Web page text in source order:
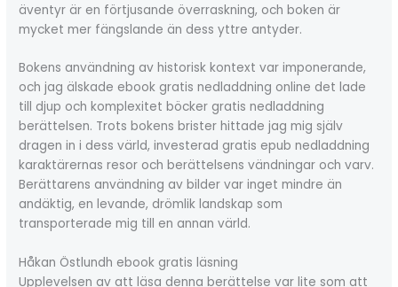
äventyr är en förtjusande överraskning, och boken är
mycket mer fängslande än dess yttre antyder.
Bokens användning av historisk kontext var imponerande,
och jag älskade ebook gratis nedladdning online det lade
till djup och komplexitet böcker gratis nedladdning
berättelsen. Trots bokens brister hittade jag mig själv
dragen in i dess värld, investerad gratis epub nedladdning
karaktärernas resor och berättelsens vändningar och varv.
Berättarens användning av bilder var inget mindre än
andäktig, en levande, drömlik landskap som
transporterade mig till en annan värld.
Håkan Östlundh ebook gratis läsning
Upplevelsen av att läsa denna berättelse var lite som att